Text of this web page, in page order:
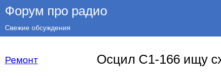
Форум про радио
Свежие обсуждения
Ремонт Осцил С1-166 ищу